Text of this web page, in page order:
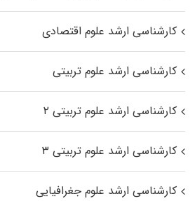
کارشناسی ارشد علوم اقتصادی
کارشناسی ارشد علوم تربیتی
کارشناسی ارشد علوم تربیتی ۲
کارشناسی ارشد علوم تربیتی ۳
کارشناسی ارشد علوم جغرافیایی